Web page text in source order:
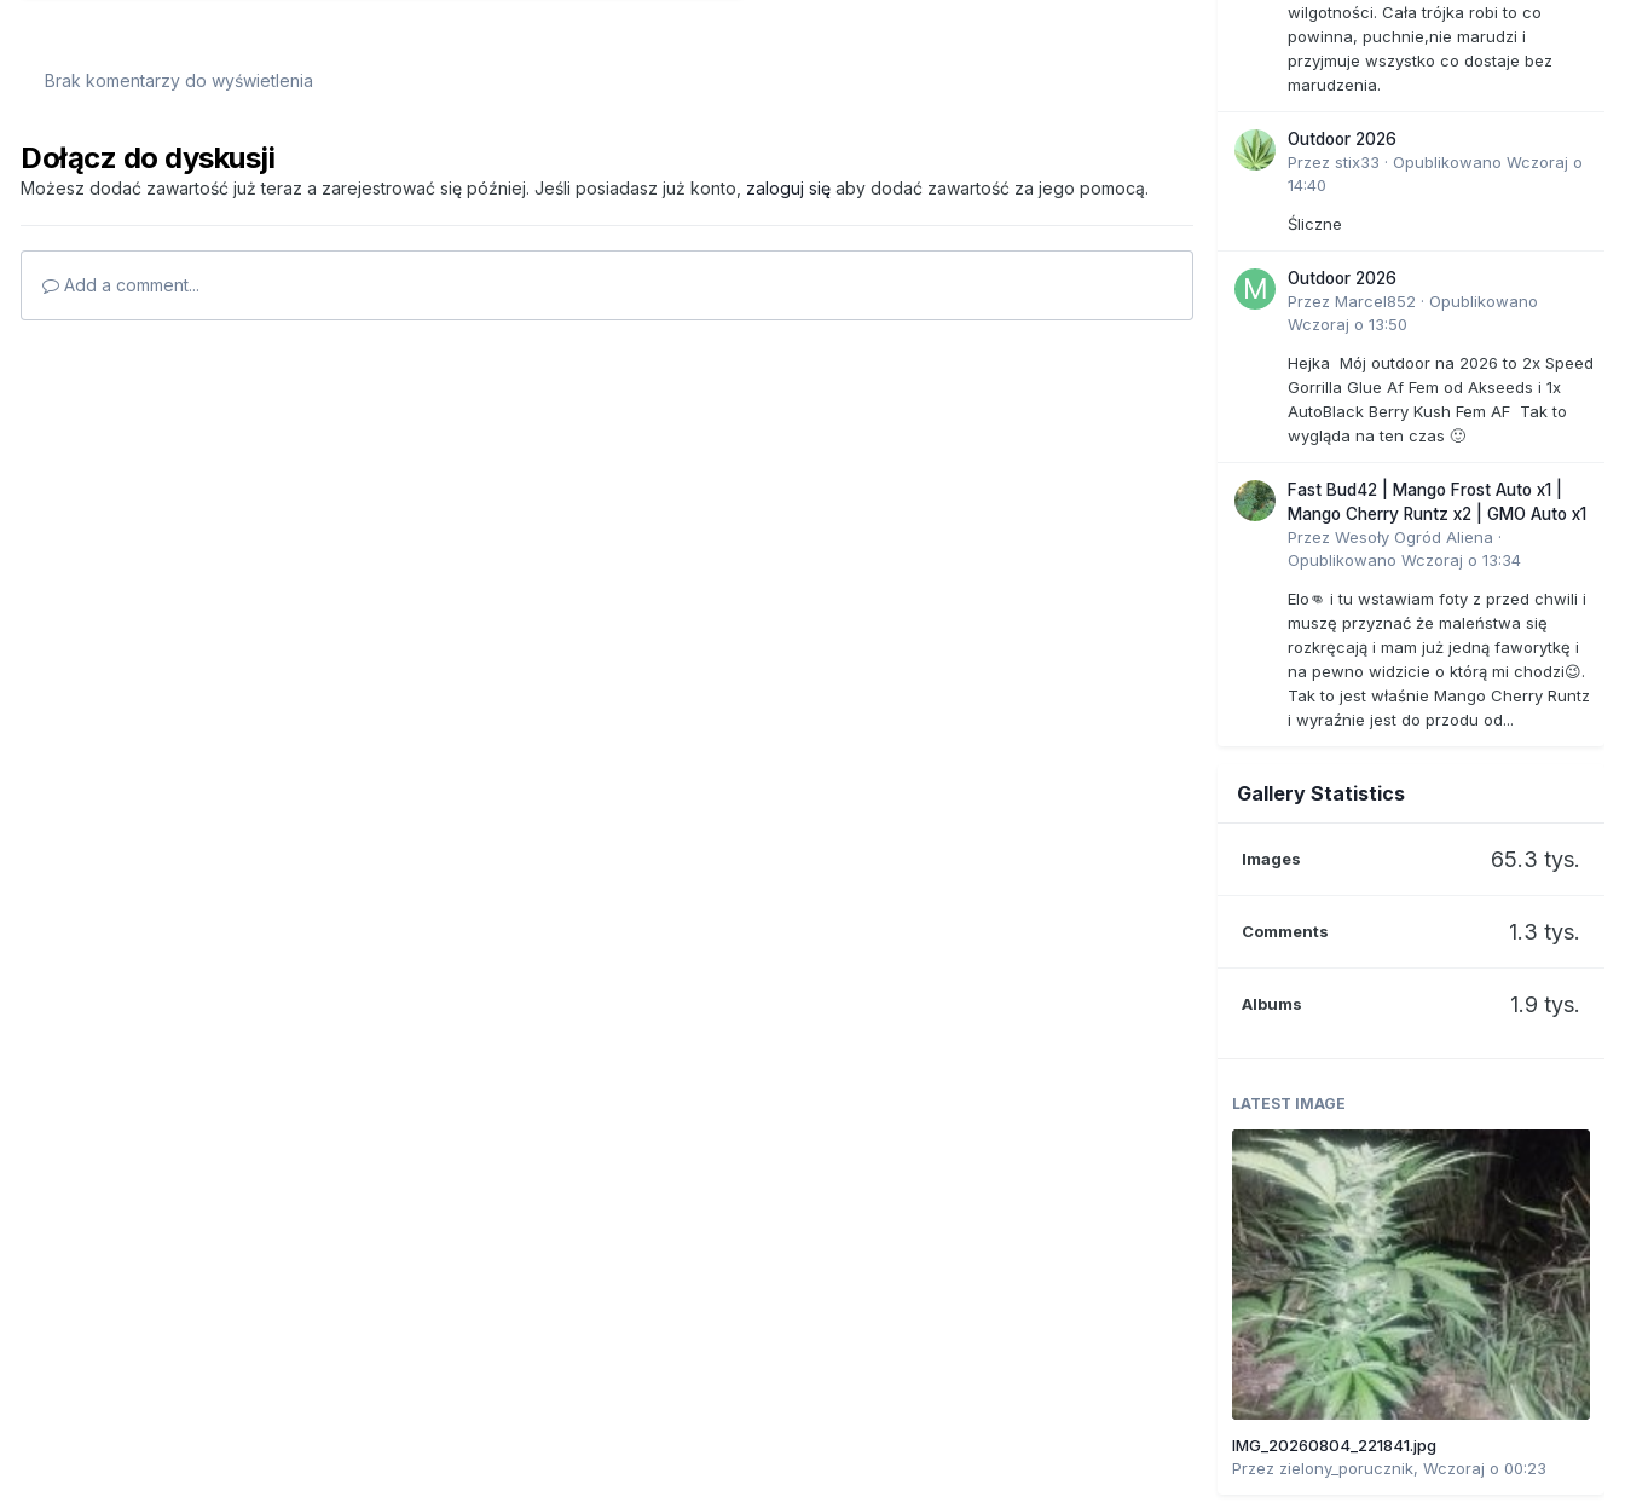
Brak komentarzy do wyświetlenia
Dołącz do dyskusji
Możesz dodać zawartość już teraz a zarejestrować się później. Jeśli posiadasz już konto, zaloguj się aby dodać zawartość za jego pomocą.
Add a comment...
wilgotności. Cała trójka robi to co
powinna, puchnie,nie marudzi i
przyjmuje wszystko co dostaje bez
marudzenia.
Outdoor 2026
Przez stix33 · Opublikowano Wczoraj o
14:40
Śliczne
Outdoor 2026
Przez Marcel852 · Opublikowano
Wczoraj o 13:50
Hejka Mój outdoor na 2026 to 2x Speed
Gorrilla Glue Af Fem od Akseeds i 1x
AutoBlack Berry Kush Fem AF Tak to
wygląda na ten czas 🙂
Fast Bud42 | Mango Frost Auto x1 |
Mango Cherry Runtz x2 | GMO Auto x1
Przez Wesoły Ogród Aliena ·
Opublikowano Wczoraj o 13:34
Elo👊 i tu wstawiam foty z przed chwili i
muszę przyznać że maleństwa się
rozkręcają i mam już jedną faworytkę i
na pewno widzicie o którą mi chodzi😉.
Tak to jest właśnie Mango Cherry Runtz
i wyraźnie jest do przodu od...
Gallery Statistics
Images 65.3 tys.
Comments 1.3 tys.
Albums 1.9 tys.
LATEST IMAGE
IMG_20260804_221841.jpg
Przez zielony_porucznik, Wczoraj o 00:23